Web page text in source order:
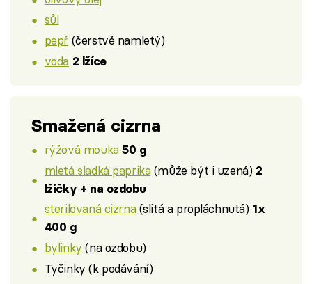
sůl
pepř (čerstvě namletý)
voda 2 lžíce
Smažená cizrna
rýžová mouka 50 g
mletá sladká paprika(může být i uzená) 2
lžičky + na ozdobu
sterilovaná cizrna(slitá a propláchnutá) 1x
400 g
bylinky (na ozdobu)
Tyčinky (k podávání)